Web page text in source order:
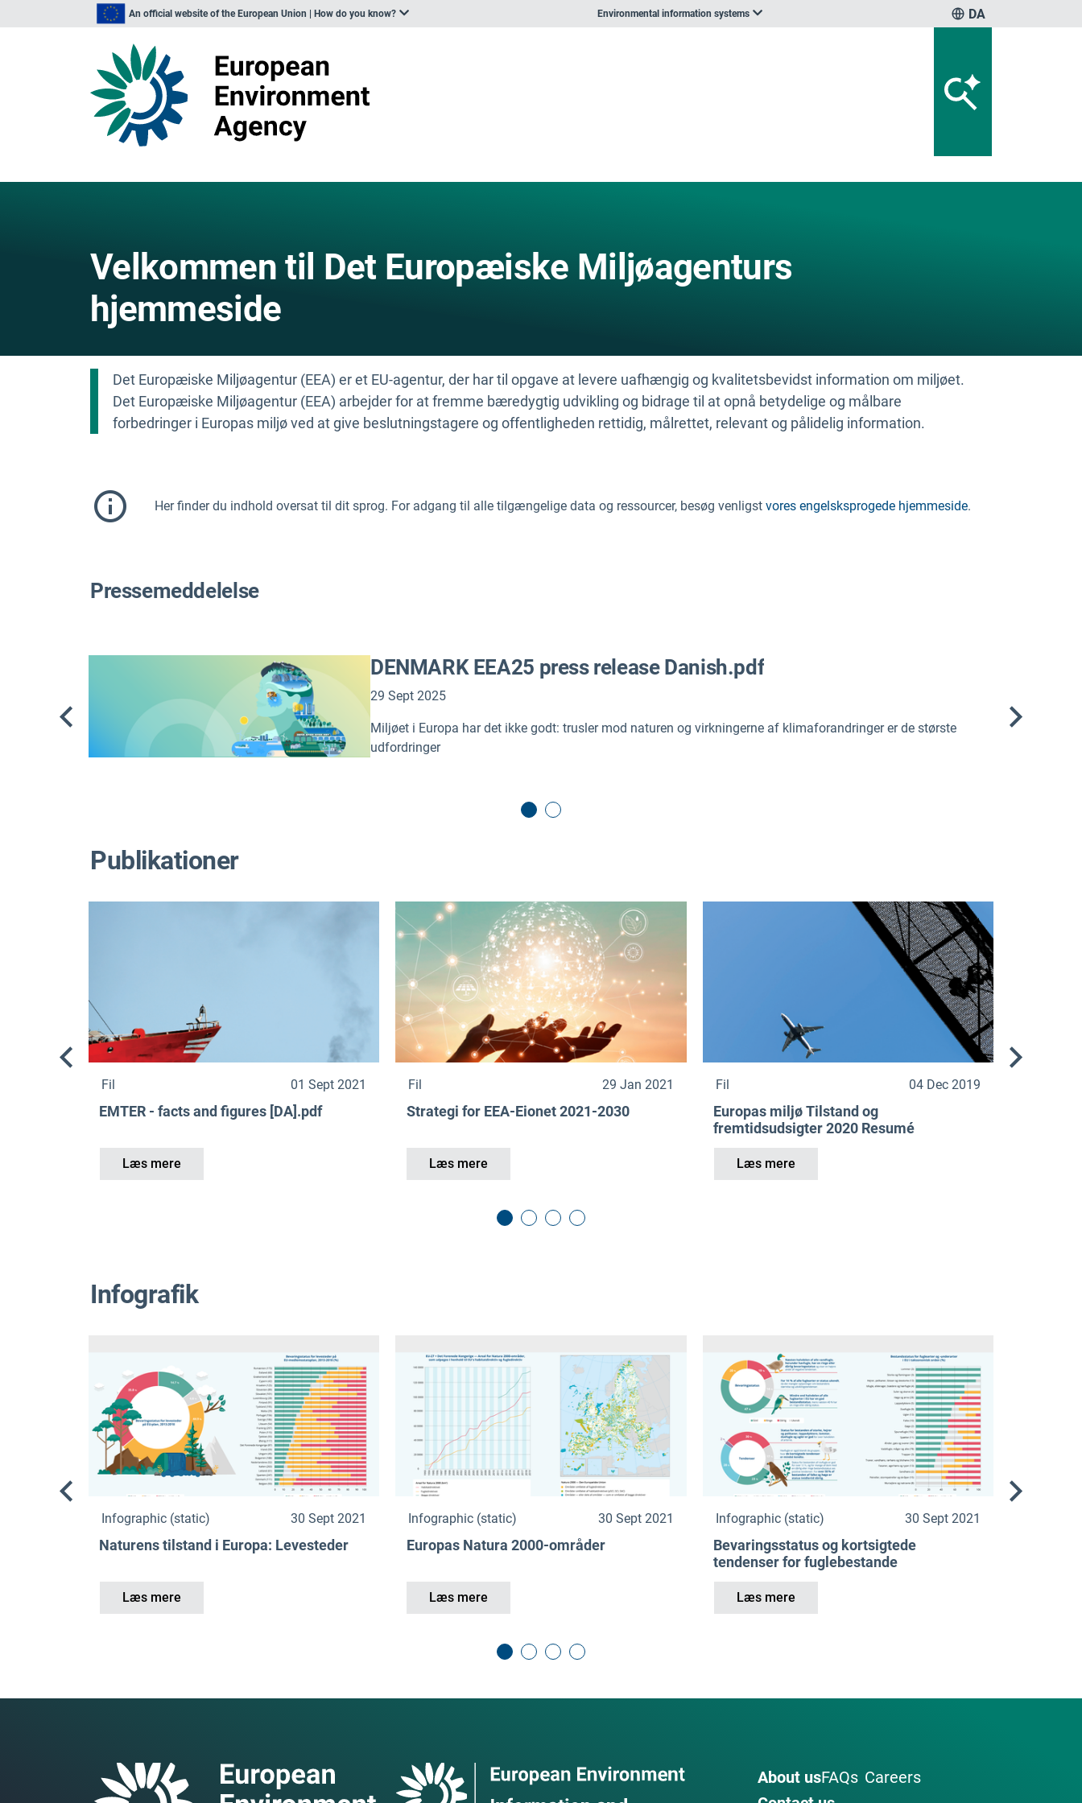
An official website of the European Union | How do you know? Environmental information systems DA
Velkommen til Det Europæiske Miljøagenturs
hjemmeside
Det Europæiske Miljøagentur (EEA) er et EU-agentur, der har til opgave at levere uafhængig og kvalitetsbevidst information om miljøet.
Det Europæiske Miljøagentur (EEA) arbejder for at fremme bæredygtig udvikling og bidrage til at opnå betydelige og målbare
forbedringer i Europas miljø ved at give beslutningstagere og offentligheden rettidig, målrettet, relevant og pålidelig information.
Her finder du indhold oversat til dit sprog. For adgang til alle tilgængelige data og ressourcer, besøg venligst vores engelsksprogede hjemmeside.
Pressemeddelelse
DENMARK EEA25 press release Danish.pdf
29 Sept 2025
Miljøet i Europa har det ikke godt: trusler mod naturen og virkningerne af klimaforandringer er de største
udfordringer
Publikationer
Fil 01 Sept 2021
EMTER - facts and figures [DA].pdf
Læs mere
Fil 29 Jan 2021
Strategi for EEA-Eionet 2021-2030
Læs mere
Fil 04 Dec 2019
Europas miljø Tilstand og
fremtidsudsigter 2020 Resumé
Læs mere
Infografik
Infographic (static) 30 Sept 2021
Naturens tilstand i Europa: Levesteder
Læs mere
Infographic (static) 30 Sept 2021
Europas Natura 2000-områder
Læs mere
Infographic (static) 30 Sept 2021
Bevaringsstatus og kortsigtede
tendenser for fuglebestande
Læs mere
About usFAQs Careers